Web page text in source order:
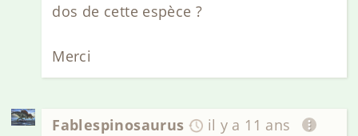
dos de cette espèce ?
Merci
Fablespinosaurus il y a 11 ans